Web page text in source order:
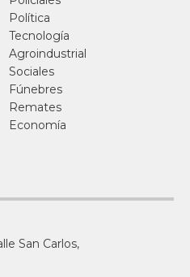
Política
Tecnología
Agroindustrial
Sociales
Fúnebres
Remates
Economía
San Carlos,